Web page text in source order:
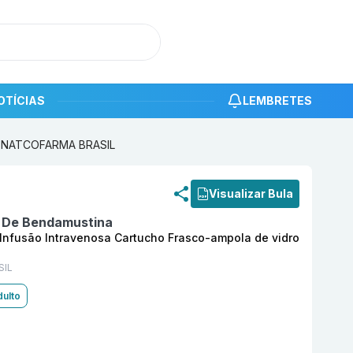
LEMBRETES
BRASIL
Visualizar Bula
Bendamustina
Intravenosa Cartucho Frasco-ampola de vidro